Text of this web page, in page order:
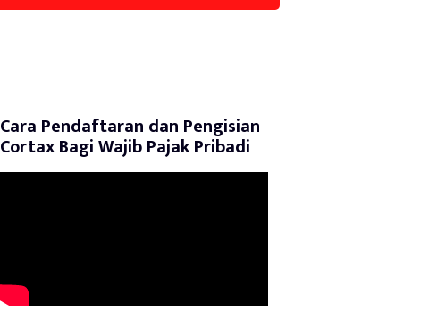
Cara Pendaftaran dan Pengisian
Cortax Bagi Wajib Pajak Pribadi